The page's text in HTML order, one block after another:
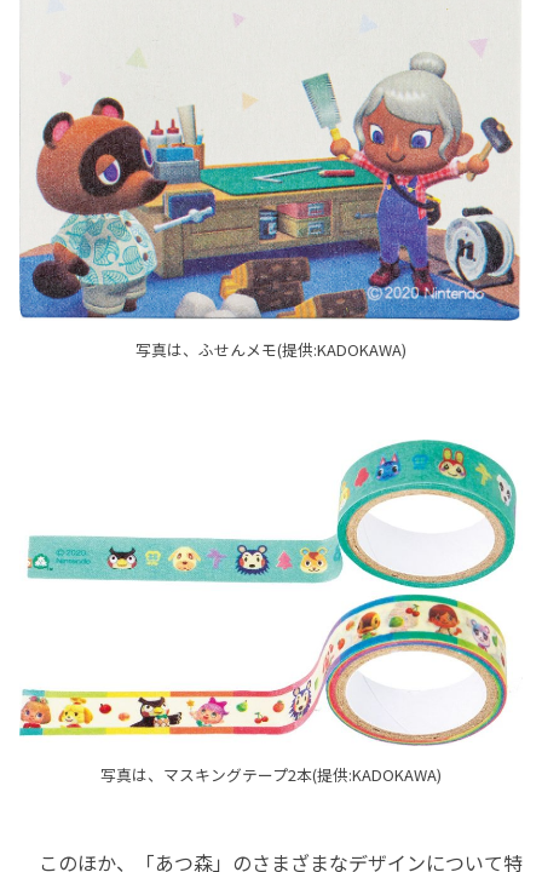
写真は、ふせんメモ(提供:KADOKAWA)
写真は、マスキングテープ2本(提供:KADOKAWA)
このほか、「あつ森」のさまざまなデザインについて特